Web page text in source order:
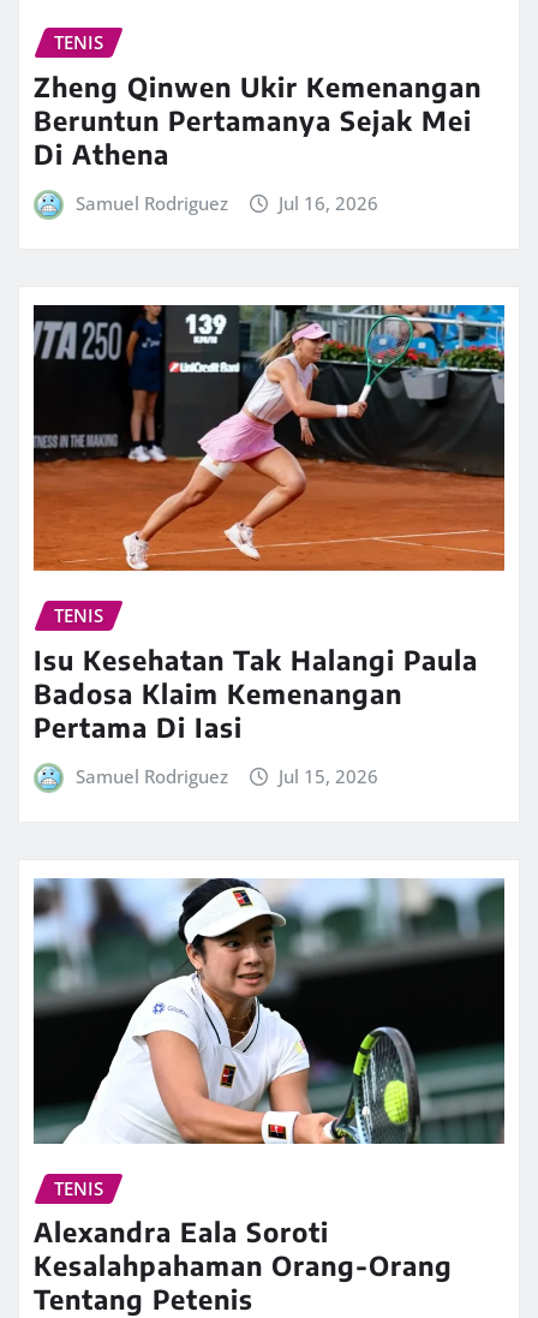
TENIS
Zheng Qinwen Ukir Kemenangan
Beruntun Pertamanya Sejak Mei
Di Athena
Samuel Rodriguez Jul 16, 2026
TENIS
Isu Kesehatan Tak Halangi Paula
Badosa Klaim Kemenangan
Pertama Di Iasi
Samuel Rodriguez Jul 15, 2026
TENIS
Alexandra Eala Soroti
Kesalahpahaman Orang-Orang
Tentang Petenis